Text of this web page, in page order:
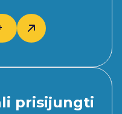
prisijungti